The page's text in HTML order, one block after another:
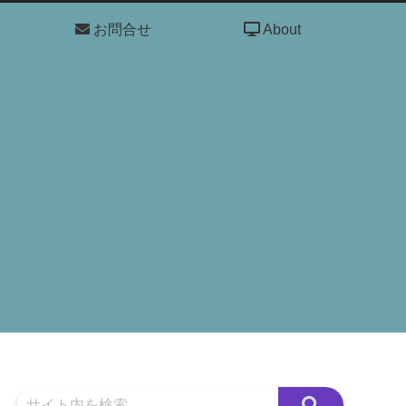
お問合せ About